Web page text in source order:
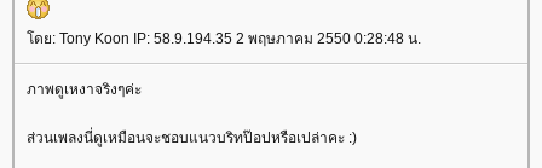
ดย: Tony Koon IP: 58.9.194.35 2 พฤษภาคม 2550 0:28:48 น.
ภาพดูเหงาจริงๆค่ะ
ส่วนเพลงนี่ดูเหมือนจะชอบแนวบริทป๊อปหรือเปล่าคะ :)